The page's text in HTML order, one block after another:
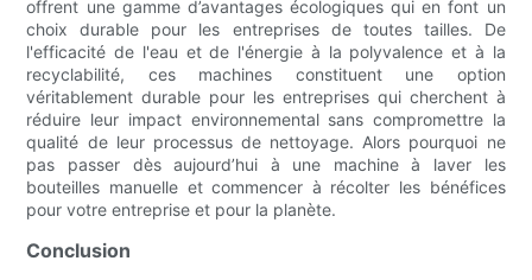
offrent une gamme d’avantages écologiques qui en font un
choix durable pour les entreprises de toutes tailles. De
l'efficacité de l'eau et de l'énergie à la polyvalence et à la
recyclabilité, ces machines constituent une option
véritablement durable pour les entreprises qui cherchent à
réduire leur impact environnemental sans compromettre la
qualité de leur processus de nettoyage. Alors pourquoi ne
pas passer dès aujourd’hui à une machine à laver les
bouteilles manuelle et commencer à récolter les bénéfices
pour votre entreprise et pour la planète.
Conclusion